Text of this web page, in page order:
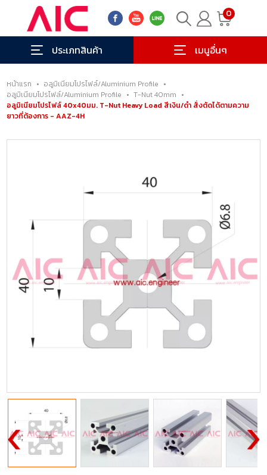
0
ประเภทสินค้า เมนูอื่นๆ
หน้าแรก • อลูมิเนียมโปรไฟล์/Aluminium Profile •
อลูมิเนียมโปรไฟล์/Aluminium Profile • T-Nut 40mm •
อลูมิเนียมโปรไฟล์ 40x40มม. T-Nut Heavy Load สีเงิน/ดำ สั่งตัดได้ตามความ
ยาวที่ต้องการ - AAZ-4H